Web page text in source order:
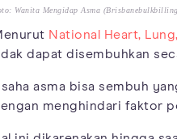
Wanita Mengidap Asma
National Heart,
dapat disembuhkan
asma bisa sembuh
menghindari faktor